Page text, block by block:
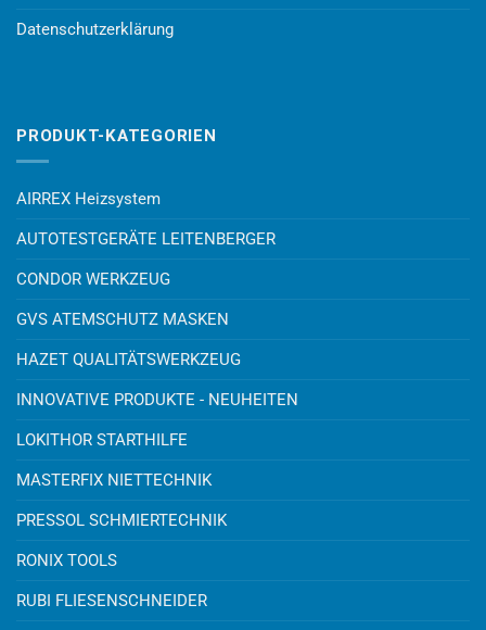
Datenschutzerklärung
PRODUKT-KATEGORIEN
AIRREX Heizsystem
AUTOTESTGERÄTE LEITENBERGER
CONDOR WERKZEUG
GVS ATEMSCHUTZ MASKEN
HAZET QUALITÄTSWERKZEUG
INNOVATIVE PRODUKTE - NEUHEITEN
LOKITHOR STARTHILFE
MASTERFIX NIETTECHNIK
PRESSOL SCHMIERTECHNIK
RONIX TOOLS
RUBI FLIESENSCHNEIDER